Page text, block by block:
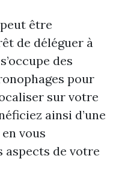
être
de déléguer à
des
pour
sur votre
ainsi d’une
vous
aspects de votre